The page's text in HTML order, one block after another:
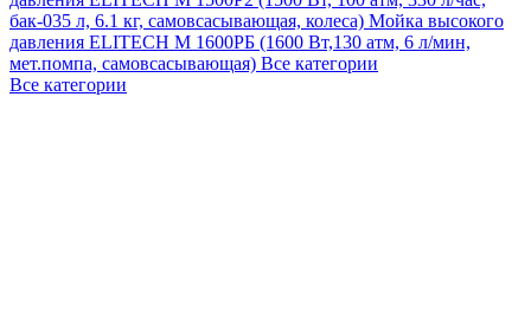
бак-035 л, 6.1 кг, самовсасывающая, колеса) Мойка высокого
давления ELITECH М 1600РБ (1600 Вт,130 атм, 6 л/мин,
мет.помпа, самовсасывающая) Все категории
Все категории